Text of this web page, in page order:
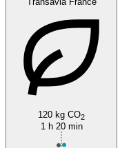
120 kg CO2
1 h 20 min